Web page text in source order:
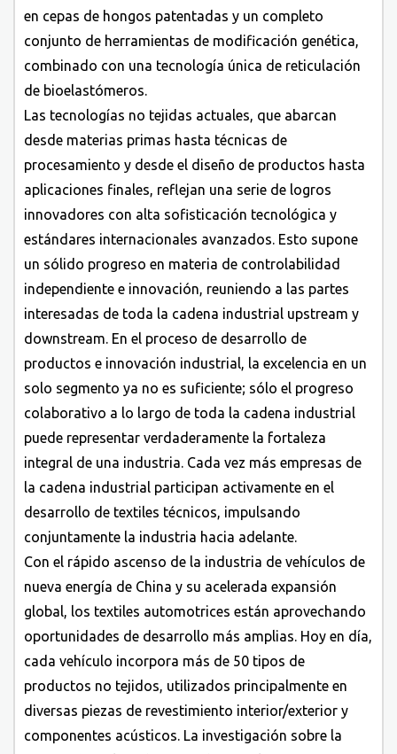
en cepas de hongos patentadas y un completo
conjunto de herramientas de modificación genética,
combinado con una tecnología única de reticulación
de bioelastómeros.
Las tecnologías no tejidas actuales, que abarcan
desde materias primas hasta técnicas de
procesamiento y desde el diseño de productos hasta
aplicaciones finales, reflejan una serie de logros
innovadores con alta sofisticación tecnológica y
estándares internacionales avanzados. Esto supone
un sólido progreso en materia de controlabilidad
independiente e innovación, reuniendo a las partes
interesadas de toda la cadena industrial upstream y
downstream. En el proceso de desarrollo de
productos e innovación industrial, la excelencia en un
solo segmento ya no es suficiente; sólo el progreso
colaborativo a lo largo de toda la cadena industrial
puede representar verdaderamente la fortaleza
integral de una industria. Cada vez más empresas de
la cadena industrial participan activamente en el
desarrollo de textiles técnicos, impulsando
conjuntamente la industria hacia adelante.
Con el rápido ascenso de la industria de vehículos de
nueva energía de China y su acelerada expansión
global, los textiles automotrices están aprovechando
oportunidades de desarrollo más amplias. Hoy en día,
cada vehículo incorpora más de 50 tipos de
productos no tejidos, utilizados principalmente en
diversas piezas de revestimiento interior/exterior y
componentes acústicos. La investigación sobre la